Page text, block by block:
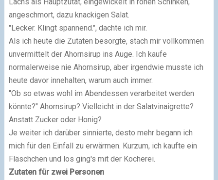
Lachs als Hauptzutat, eingewickelt in rohen Schinken,
angeschmort, dazu knackigen Salat.
"Lecker. Klingt spannend.", dachte ich mir.
Als ich heute die Zutaten besorgte, stach mir vollkommen
unvermittelt der Ahornsirup ins Auge. Ich kaufe
normalerweise nie Ahornsirup, aber irgendwie musste ich
heute davor innehalten, warum auch immer.
"Ob so etwas wohl im Abendessen verarbeitet werden
könnte?" Ahornsirup? Vielleicht in der Salatvinaigrette?
Anstatt Zucker oder Honig?
Je weiter ich darüber sinnierte, desto mehr begann ich
mich für den Einfall zu erwärmen. Kurzum, ich kaufte ein
Fläschchen und los ging's mit der Kocherei.
Zutaten für zwei Personen